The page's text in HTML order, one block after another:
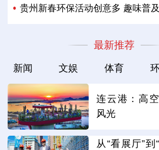
贵州新春环保活动创意多 趣味普
最新推荐
新闻 文娱 体育
连云港：高
风光
从“看展厅”到